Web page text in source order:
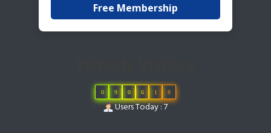
Free Membership
0 9 0 6 1 8
Users Today : 7